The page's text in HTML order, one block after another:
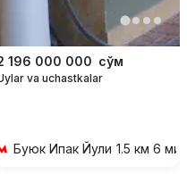
196 000 000 сўм
va uchastkalar
Буюк Ипак Йули 1.5 км 6